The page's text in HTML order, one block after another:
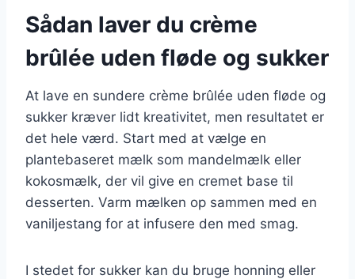
Sådan laver du crème
brûlée uden fløde og sukker
At lave en sundere crème brûlée uden fløde og
sukker kræver lidt kreativitet, men resultatet er
det hele værd. Start med at vælge en
plantebaseret mælk som mandelmælk eller
kokosmælk, der vil give en cremet base til
desserten. Varm mælken op sammen med en
vaniljestang for at infusere den med smag.
I stedet for sukker kan du bruge honning eller